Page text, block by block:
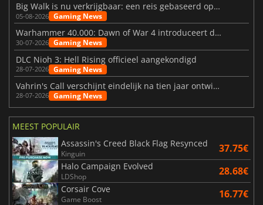
Big Walk is nu verkrijgbaar: een reis gebaseerd op vriendschap
05-08-2026 Gaming News
Warhammer 40.000: Dawn of War 4 introduceert de Necron-factie
30-07-2026 Gaming News
DLC Nioh 3: Hell Rising officieel aangekondigd
28-07-2026 Gaming News
Vahrin's Call verschijnt eindelijk na tien jaar ontwikkeling
28-07-2026 Gaming News
MEEST POPULAIR
Assassin's Creed Black Flag Resynced
Kinguin 37.75€
Halo Campaign Evolved
LDShop 28.68€
Corsair Cove
Game Boost 16.77€